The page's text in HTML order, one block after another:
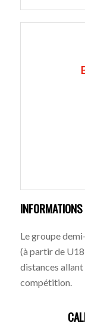
INFORMATIONS
Le groupe
(à partir de
distances allant
compétition.